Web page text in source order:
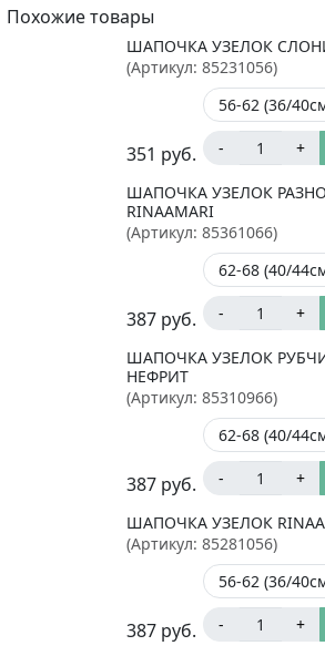
Похожие товары
ШАПОЧКА УЗЕЛОК
(Артикул: 85231056)
351 руб. - +
ШАПОЧКА УЗЕЛОК
RINAAMARI
(Артикул: 85361066)
387 руб. - +
ШАПОЧКА УЗЕЛОК
НЕФРИТ
(Артикул: 85310966)
387 руб. - +
ШАПОЧКА УЗЕЛОК
(Артикул: 85281056)
387 руб. - +